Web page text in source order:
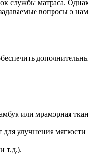
службы матраса.
вопросы о
или мраморная
улучшения мягкости
т.д.).